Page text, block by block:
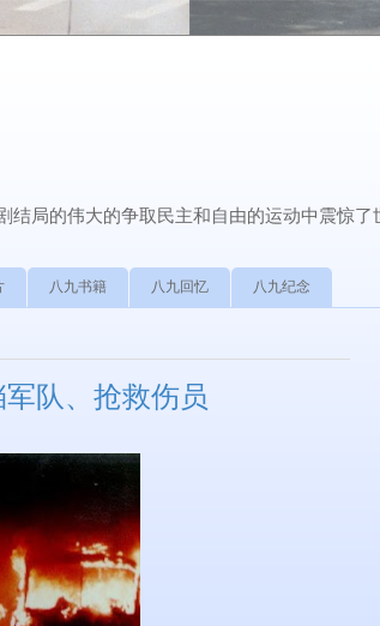
结局的伟大的争取民主和自由的运动中震惊
八九书籍 八九回忆 八九纪念
队、抢救伤员